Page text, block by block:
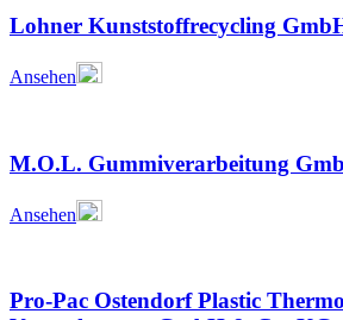
Lohner Kunststoffrecycling
Ansehen
M.O.L. Gummiverarbeitung
Ansehen
Pro-Pac Ostendorf Plastic